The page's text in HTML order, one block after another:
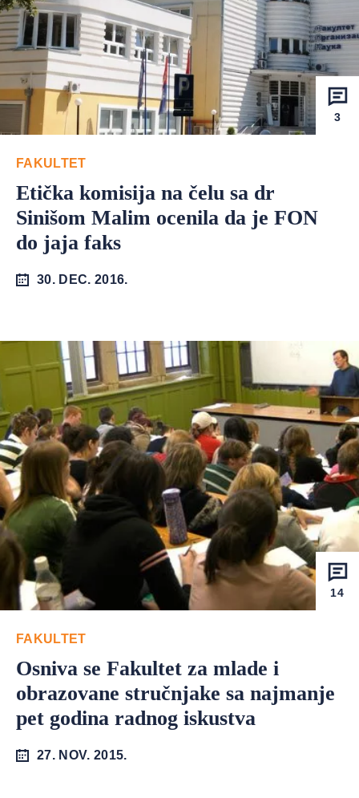
3
FAKULTET
Etička komisija na čelu sa dr
Sinišom Malim ocenila da je FON
do jaja faks
30. DEC. 2016.
14
FAKULTET
Osniva se Fakultet za mlade i
obrazovane stručnjake sa najmanje
pet godina radnog iskustva
27. NOV. 2015.